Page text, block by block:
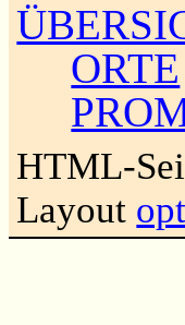
ORTE
HTML-
Layout